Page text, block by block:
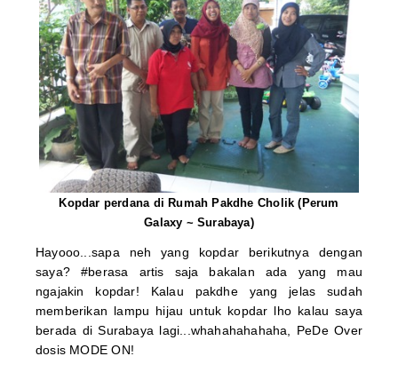
Kopdar perdana di Rumah Pakdhe Cholik (Perum
Galaxy ~ Surabaya)
Hayooo...sapa neh yang kopdar berikutnya dengan
saya? #berasa artis saja bakalan ada yang mau
ngajakin kopdar! Kalau pakdhe yang jelas sudah
memberikan lampu hijau untuk kopdar lho kalau saya
berada di Surabaya lagi...whahahahahaha, PeDe Over
dosis MODE ON!